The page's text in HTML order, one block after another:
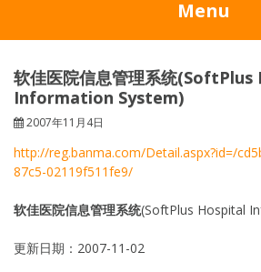
Menu
软佳医院信息管理系统
Information System)
2007年11月4日
http://reg.banma.com/Detail.aspx?id=/
87c5-02119f511fe9/
软佳医院信息管理系统(SoftPlus Hospital
更新日期：2007-11-02